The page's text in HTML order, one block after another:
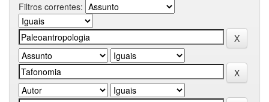
Filtros correntes: